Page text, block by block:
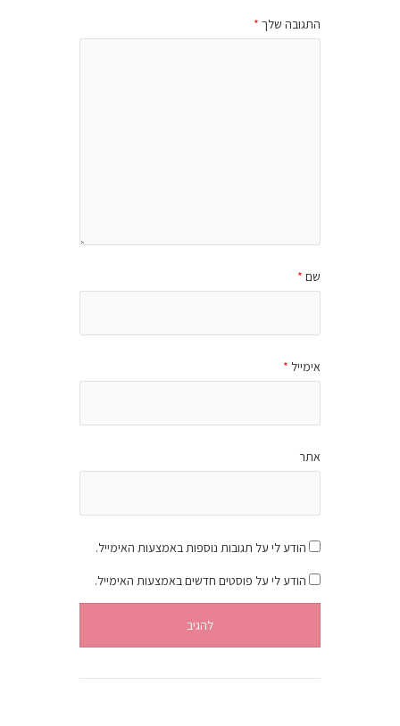
התגובה שלך *
שם *
אימייל *
אתר
הודע לי על תגובות נוספות באמצעות האימייל.
הודע לי על פוסטים חדשים באמצעות האימייל.